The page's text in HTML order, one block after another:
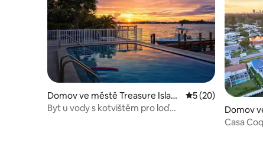
Domov ve městě Treasure Islan
d
Průměrné
5 (20)
Byt u vody s kotvištěm pro loď
Domov
Casa